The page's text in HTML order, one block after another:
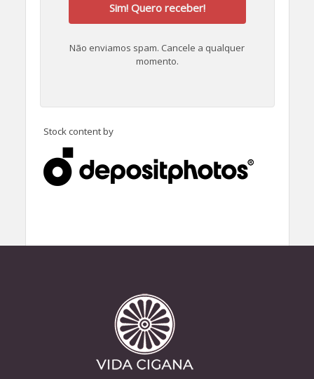
Sim! Quero receber!
Não enviamos spam. Cancele a qualquer
momento.
Stock content by